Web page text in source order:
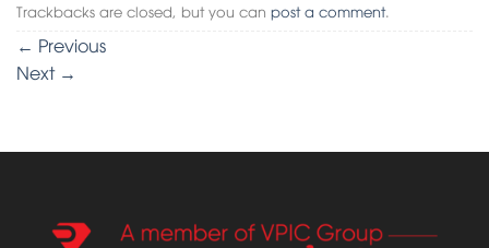
Trackbacks are closed, but you can post a comment.
← Previous
Next →